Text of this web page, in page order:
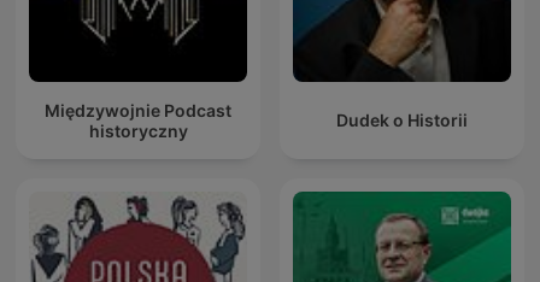
Międzywojnie Podcast
historyczny
Dudek o Historii